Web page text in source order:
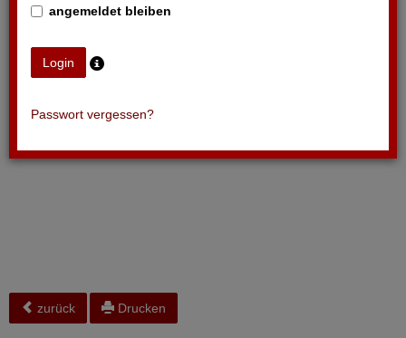
angemeldet bleiben
Passwort vergessen?
zurück Drucken